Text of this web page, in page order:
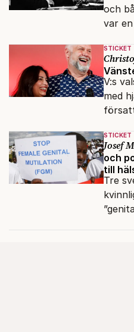
och
var
STICKET
V:s
med
STICKET
Josef
och
till
Tre